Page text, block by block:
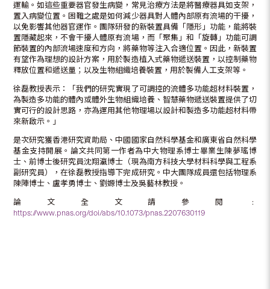
運輸。如這些重要器官發生病變，常見治療方法是將醫療器具如支架，
置入病變位置。困難之處是如何減少器具對人體內部原有流場的干擾，
以免影響其他器官運作。團隊研發的新裝置具備「隱形」功能，能將裝
置隱藏起來，不會干擾人體原有流場，而「聚集」和「旋轉」功能可調
節裝置的內部流場速度和方向，將藥物等注入合適位置。因此，新裝置
有望作為理想的設計方案，用於製造植入式藥物遞送裝置，以控制藥物
釋放位置和遞送量；以及生物組織培養裝置，用於製備人工支架等。
徐磊教授表示：「我們的研究實現了可調控的流體多功能超材料裝置，
為製造多功能的體內或體外生物組織培養、智慧藥物遞送裝置提供了切
實可行的設計思路，亦為運用其他物理場以設計和製造多功能超材料帶
來新啟示。」
是次研究獲香港研究資助局、中國國家自然科學基金和廣東省自然科學
基金支持開展。論文共同第一作者為中大物理系博士畢業生陳夢瑤博
士、前博士後研究員沈翔瀛博士（現為南方科技大學材料科學與工程系
副研究員），在徐磊教授指導下完成研究。中大團隊成員還包括物理系
陳陣博士、盧孝勇博士、劉嫄博士及吳藝林教授。
論文全文請參閱﹕
https://www.pnas.org/doi/abs/10.1073/pnas.2207630119